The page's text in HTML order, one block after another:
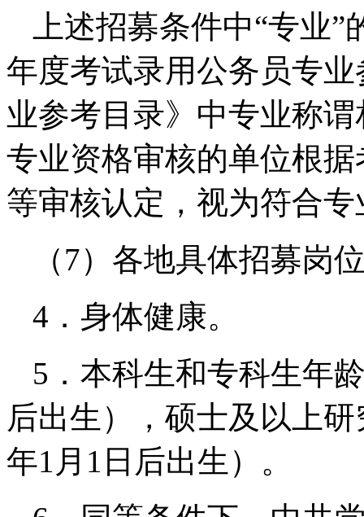
上述招募条件中“专业
年度考试录用公务员专
业参考目录》中专业称
专业资格审核的单位根
等审核认定，视为符合
（7）各地具体招募岗
4．身体健康。
5．本科生和专科生年
后出生），硕士及以上
年1月1日后出生）。